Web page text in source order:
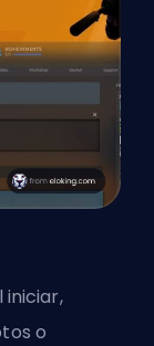
iniciar,
o